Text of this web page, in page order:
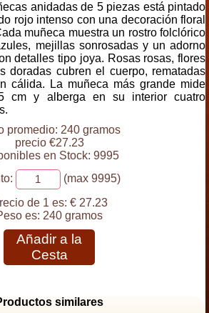
anidadas de 5 piezas está pintado
rojo intenso con una decoración floral
muñeca muestra un rostro folclórico
mejillas sonrosadas y un adorno
detalles tipo joya. Rosas rosas, flores
doradas cubren el cuerpo, rematadas
cálida. La muñeca más grande mide
cm y alberga en su interior cuatro
promedio: 240 gramos
precio €27.23
en Stock: 9995
(max 9995)
de 1 es: € 27.23
es: 240 gramos
Añadir a la
Cesta
similares